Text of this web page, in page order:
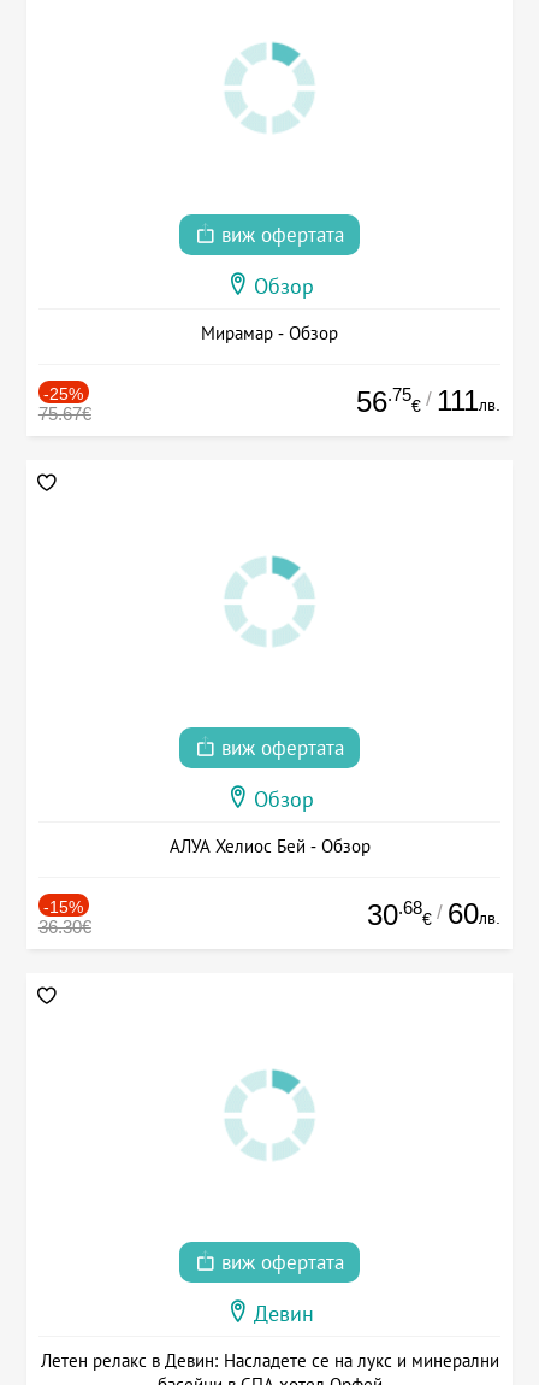
виж офертата
Обзор
Мирамар - Обзор
-25%
75.67€ 56.75
€ / 111лв.
виж офертата
Обзор
АЛУА Хелиос Бей - Обзор
-15%
36.30€ 30.68
€ / 60лв.
виж офертата
Девин
Летен релакс в Девин: Насладете се на лукс и минерални